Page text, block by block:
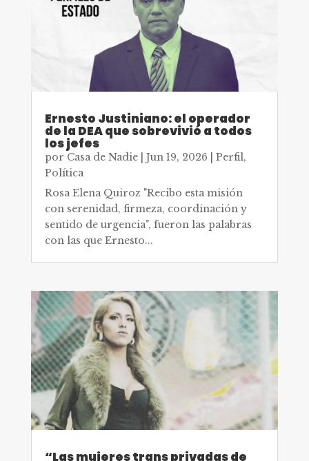
Ernesto Justiniano: el operador
de la DEA que sobrevivió a todos
los jefes
por Casa de Nadie| Jun 19, 2026 Perfil,
Política
Rosa Elena Quiroz "Recibo esta misión
con serenidad, firmeza, coordinación y
sentido de urgencia", fueron las palabras
con las que Ernesto...
“Las mujeres trans privadas de